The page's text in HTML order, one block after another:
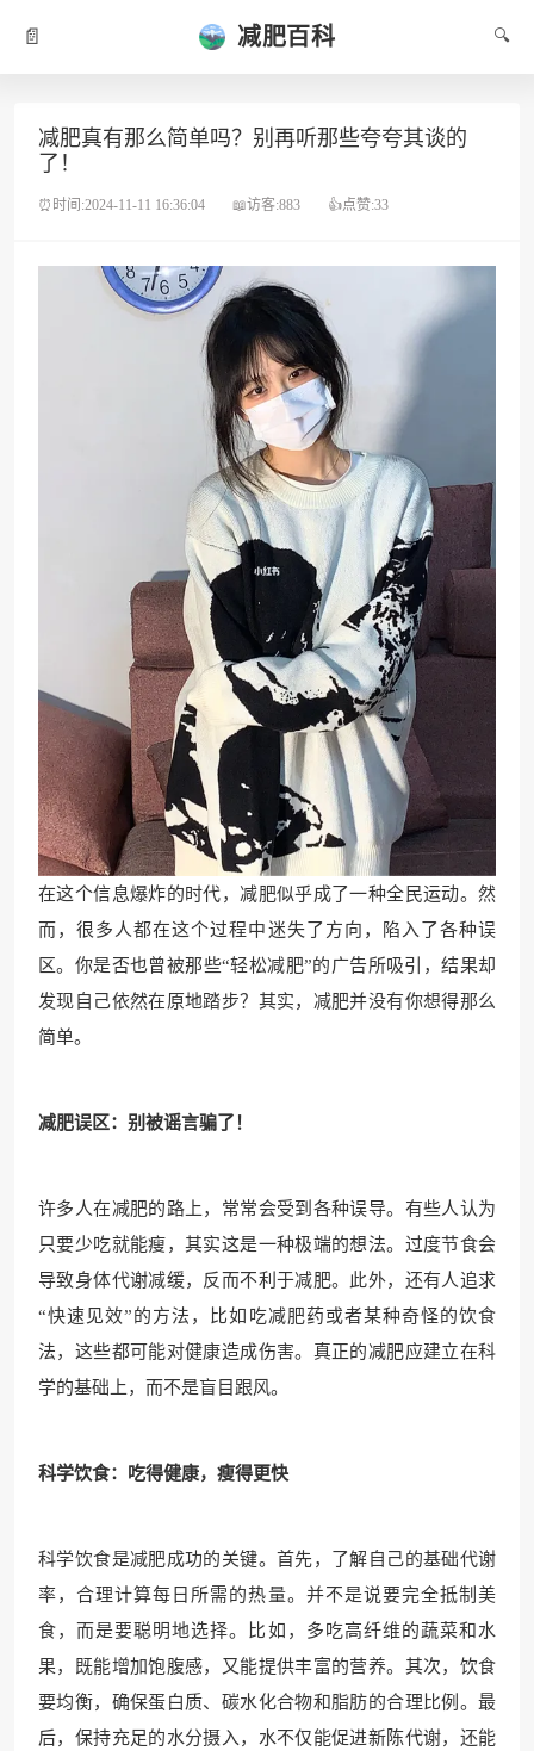
📄 减肥百科 🔍
减肥真有那么简单吗？别再听那些夸夸其谈的
了！
⏰时间:2024-11-11 16:36:04 📖访客:883 👍点赞:33
在这个信息爆炸的时代，减肥似乎成了一种全民运动。然
而，很多人都在这个过程中迷失了方向，陷入了各种误
区。你是否也曾被那些“轻松减肥”的广告所吸引，结果却
发现自己依然在原地踏步？其实，减肥并没有你想得那么
简单。
减肥误区：别被谣言骗了！
许多人在减肥的路上，常常会受到各种误导。有些人认为
只要少吃就能瘦，其实这是一种极端的想法。过度节食会
导致身体代谢减缓，反而不利于减肥。此外，还有人追求
“快速见效”的方法，比如吃减肥药或者某种奇怪的饮食
法，这些都可能对健康造成伤害。真正的减肥应建立在科
学的基础上，而不是盲目跟风。
科学饮食：吃得健康，瘦得更快
科学饮食是减肥成功的关键。首先，了解自己的基础代谢
率，合理计算每日所需的热量。并不是说要完全抵制美
食，而是要聪明地选择。比如，多吃高纤维的蔬菜和水
果，既能增加饱腹感，又能提供丰富的营养。其次，饮食
要均衡，确保蛋白质、碳水化合物和脂肪的合理比例。最
后，保持充足的水分摄入，水不仅能促进新陈代谢，还能